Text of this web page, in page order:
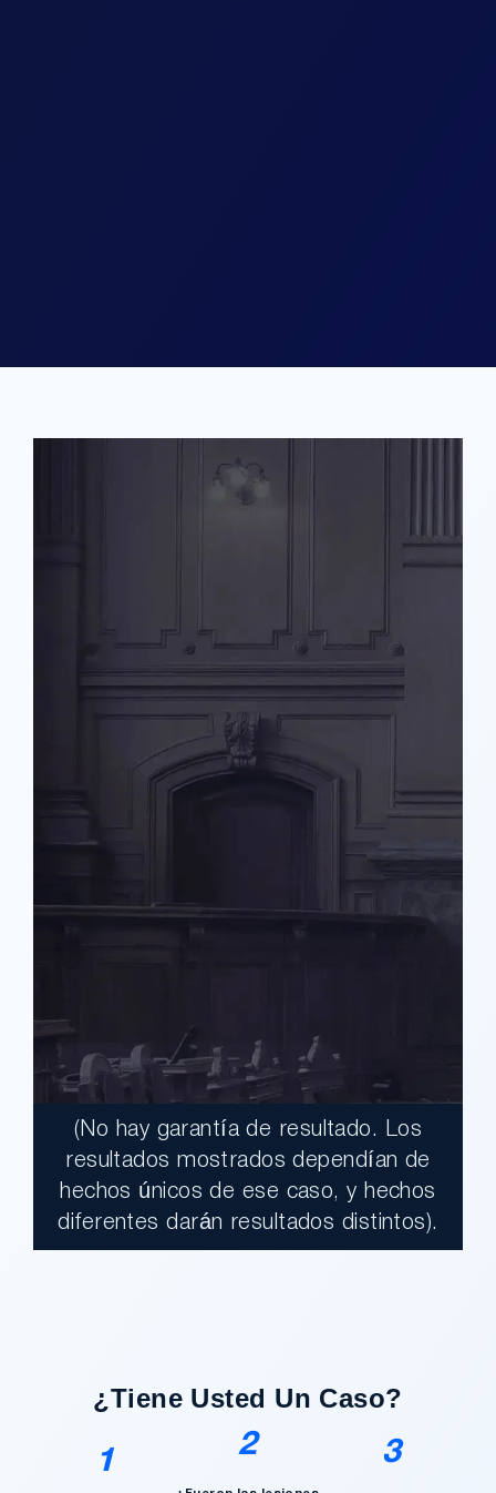
$17,900,000.00
Un jurado declaró al Condado de Los
¿Tengo Un Caso?
(No hay garantía de resultado. Los
resultados mostrados dependían de
hechos únicos de ese caso, y hechos
diferentes darán resultados distintos).
¿Tiene Usted Un Caso?
1
2 3